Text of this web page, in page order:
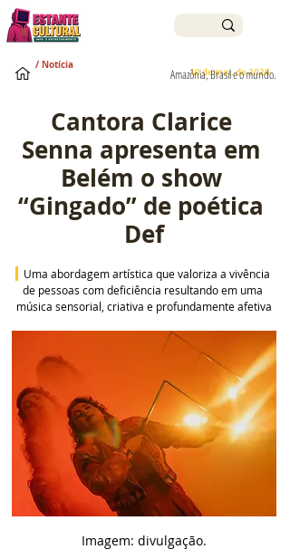
10 de mai. de 2026
Amazônia, Brasil e o mundo.
/ Notícia
Cantora Clarice
Senna apresenta em
Belém o show
“Gingado” de poética
Def
Uma abordagem artística que valoriza a vivência
de pessoas com deficiência resultando em uma
música sensorial, criativa e profundamente afetiva
Imagem: divulgação.